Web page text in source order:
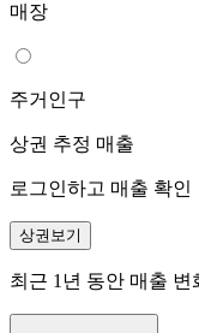
매장
주거인구
상권 추정 매출
로그인하고 매출 확인
상권보기
최근 1년 동안 매출 변